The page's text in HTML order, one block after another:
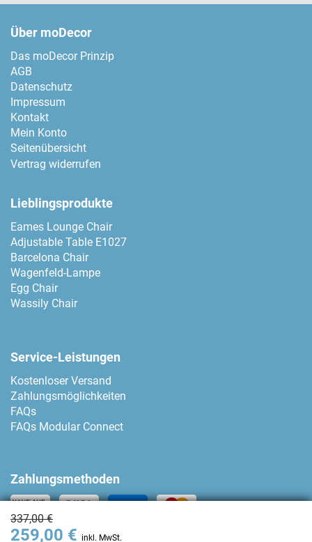
337,00 €
259,00 € inkl. MwSt.
Über moDecor
Das moDecor Prinzip
AGB
Datenschutz
Impressum
Kontakt
Mein Konto
Seitenübersicht
Vertrag widerrufen
Lieblingsprodukte
Eames Lounge Chair
Adjustable Table E1027
Barcelona Chair
Wagenfeld-Lampe
Egg Chair
Wassily Chair
Service-Leistungen
Kostenloser Versand
Zahlungsmöglichkeiten
FAQs
FAQs Modular Connect
Zahlungsmethoden
Kontakt